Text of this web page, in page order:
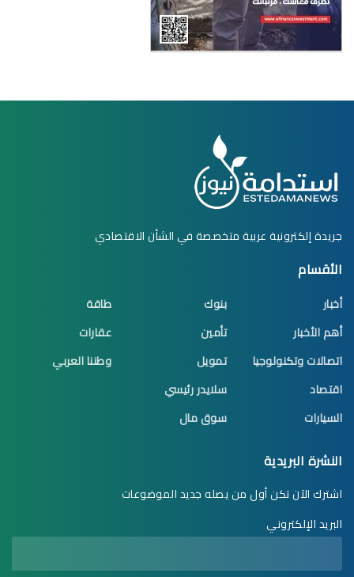
جريدة إلكترونية عربية متخصصة في الشأن الاقتصادي
الأقسام
أخبار
أهم الأخبار
اتصالات وتكنولوجيا
اقتصاد
السيارات
بنوك
تأمين
تمويل
سلايدر رئيسي
سوق مال
طاقة
عقارات
وطننا العربي
النشرة البريدية
اشترك الآن تكن أول من يصله جديد الموضوعات
البريد الإلكتروني